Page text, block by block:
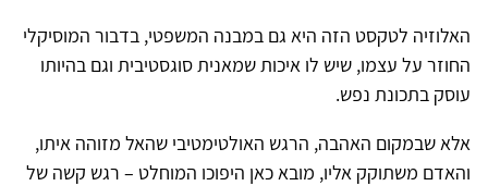
האלוזיה לטקסט הזה היא גם במבנה המשפטי, בדבור המוסיקלי
החוזר על עצמו, שיש לו איכות שמאנית סוגסטיבית וגם בהיותו
עוסק בתכונת נפש.
אלא שבמקום האהבה, הרגש האולטימטיבי שהאל מזוהה איתו,
והאדם משתוקק אליו, מובא כאן היפוכו המוחלט – רגש קשה של